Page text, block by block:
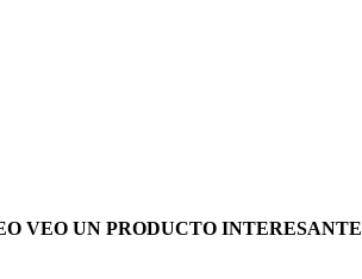
VEO UN PRODUCTO INTERESANTE